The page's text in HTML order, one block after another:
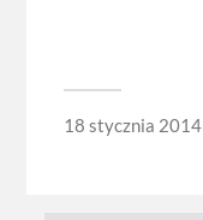
18 stycznia 2014